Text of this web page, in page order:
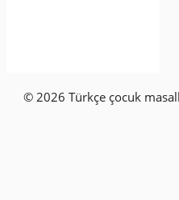
© 2026 Türkçe çocuk